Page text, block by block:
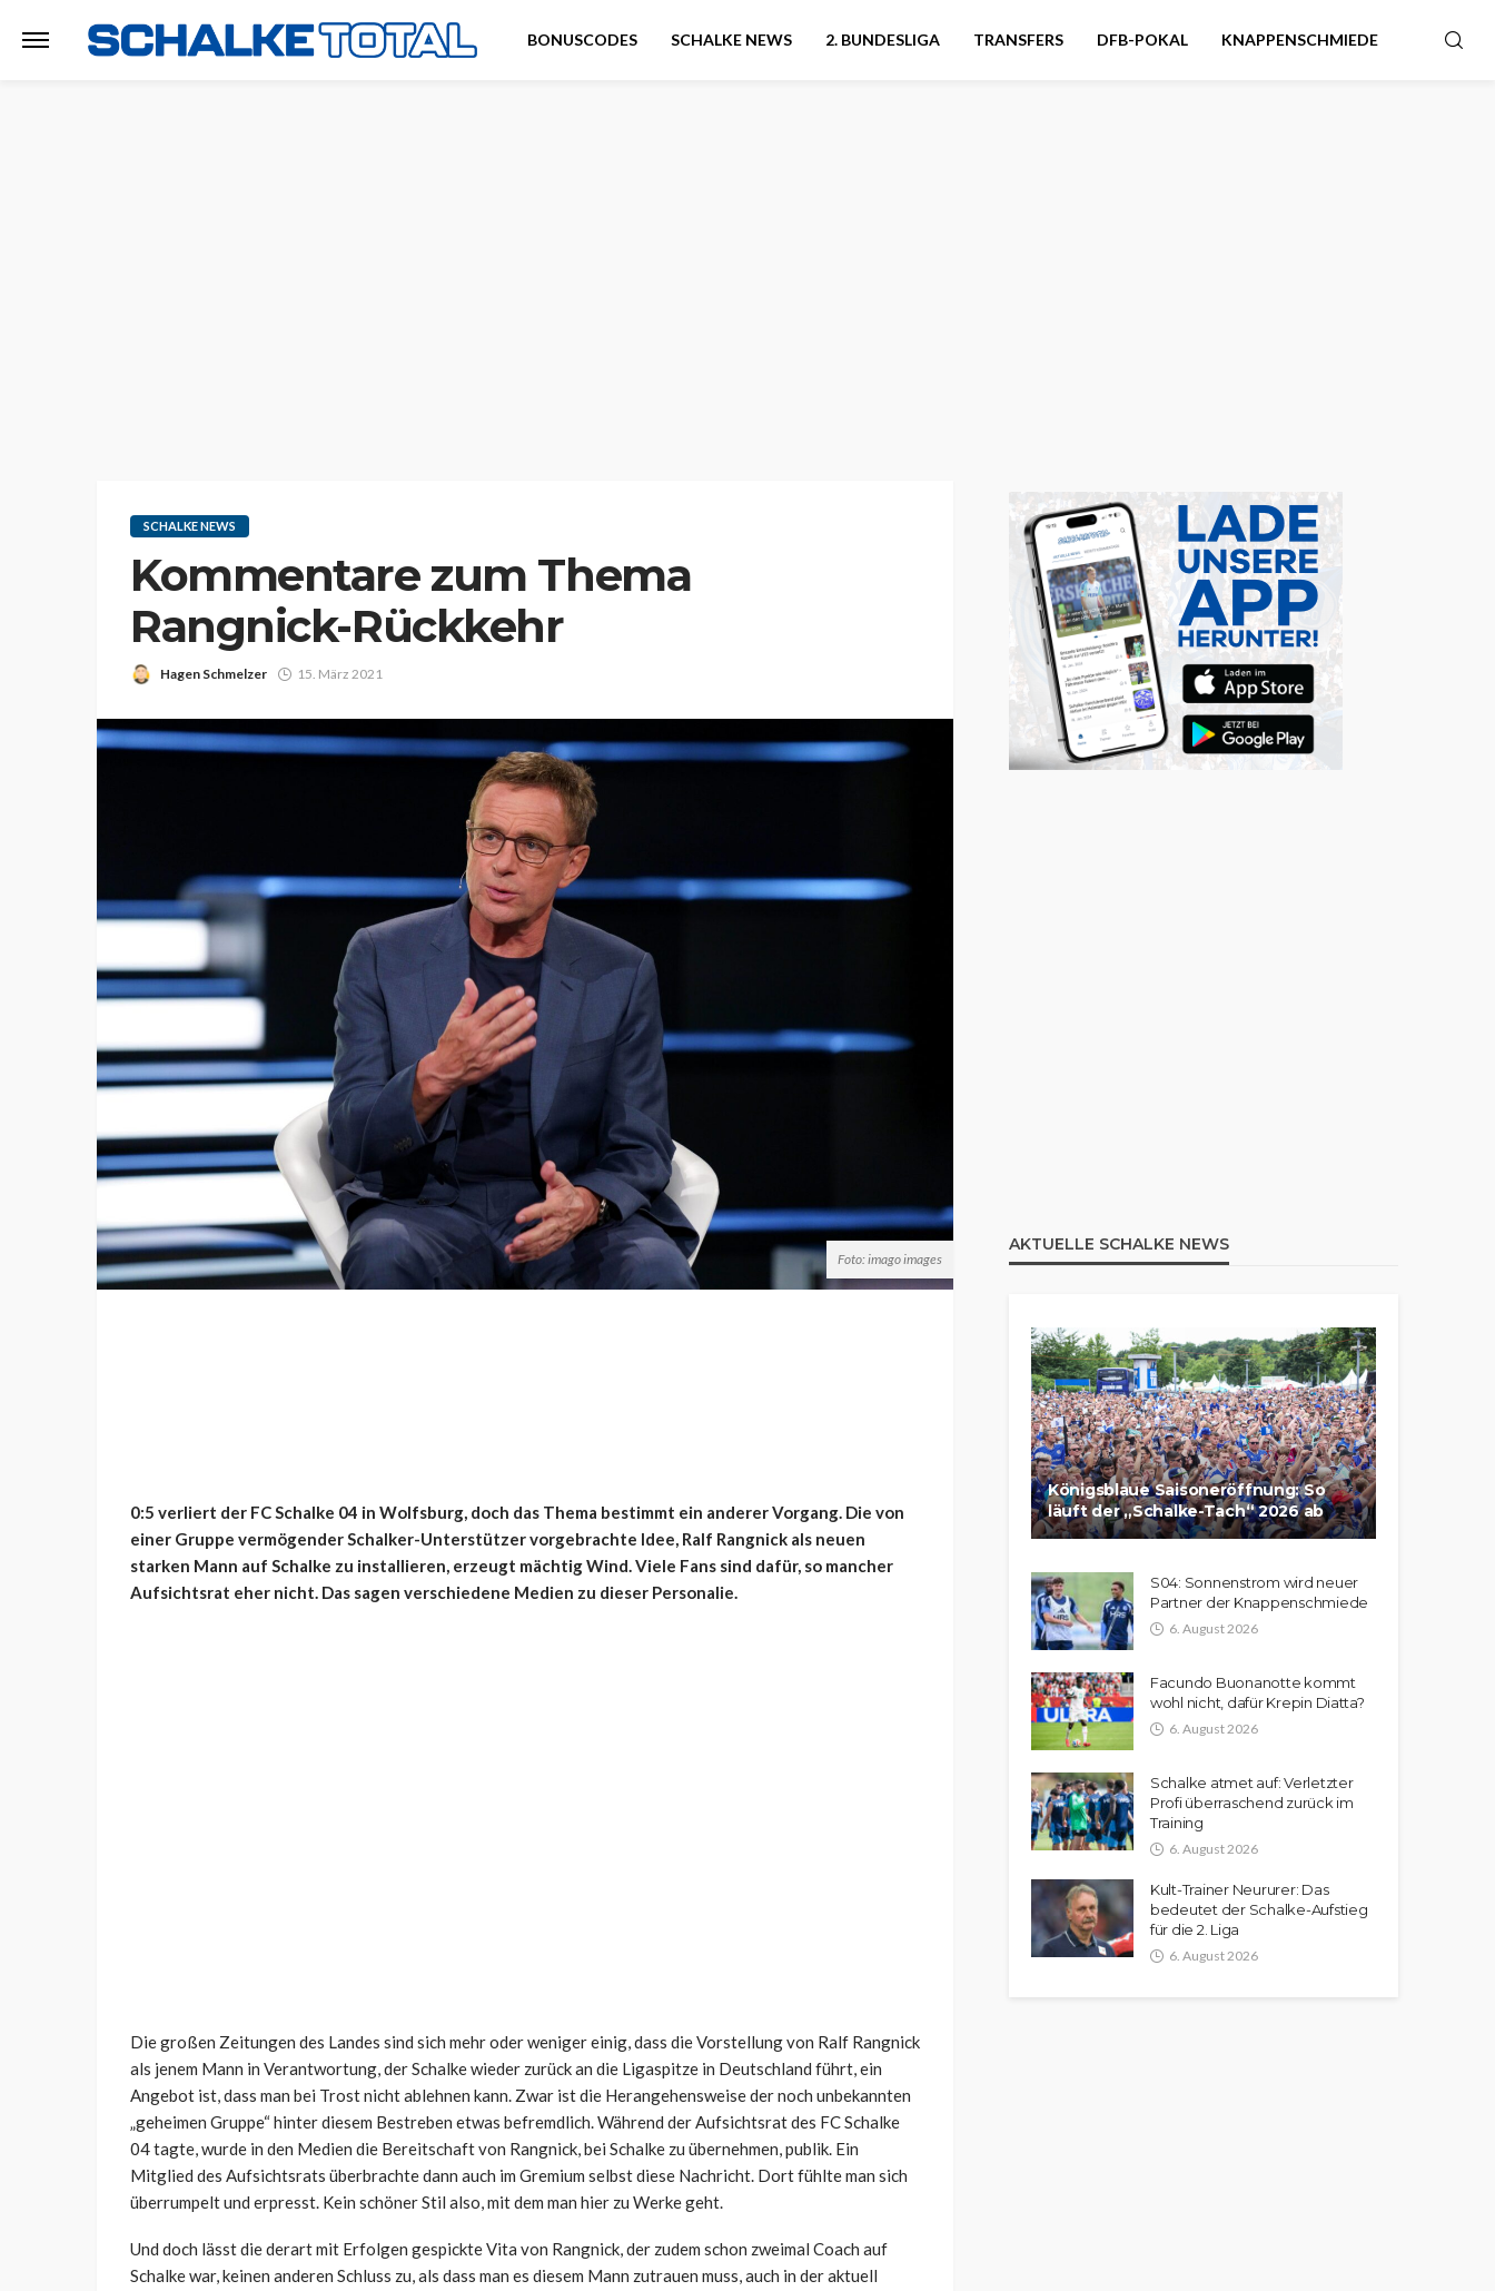
BONUSCODES SCHALKE NEWS 2. BUNDESLIGA TRANSFERS DFB-POKAL KNAPPENSCHMIEDE
SCHALKE NEWS
Kommentare zum Thema
Rangnick-Rückkehr
Hagen Schmelzer 15. März 2021
Foto: imago images
0:5 verliert der FC Schalke 04 in Wolfsburg, doch das Thema bestimmt ein anderer Vorgang. Die von
einer Gruppe vermögender Schalker-Unterstützer vorgebrachte Idee, Ralf Rangnick als neuen
starken Mann auf Schalke zu installieren, erzeugt mächtig Wind. Viele Fans sind dafür, so mancher
Aufsichtsrat eher nicht. Das sagen verschiedene Medien zu dieser Personalie.
Die großen Zeitungen des Landes sind sich mehr oder weniger einig, dass die Vorstellung von Ralf Rangnick
als jenem Mann in Verantwortung, der Schalke wieder zurück an die Ligaspitze in Deutschland führt, ein
Angebot ist, dass man bei Trost nicht ablehnen kann. Zwar ist die Herangehensweise der noch unbekannten
„geheimen Gruppe“ hinter diesem Bestreben etwas befremdlich. Während der Aufsichtsrat des FC Schalke
04 tagte, wurde in den Medien die Bereitschaft von Rangnick, bei Schalke zu übernehmen, publik. Ein
Mitglied des Aufsichtsrats überbrachte dann auch im Gremium selbst diese Nachricht. Dort fühlte man sich
überrumpelt und erpresst. Kein schöner Stil also, mit dem man hier zu Werke geht.
Und doch lässt die derart mit Erfolgen gespickte Vita von Rangnick, der zudem schon zweimal Coach auf
Schalke war, keinen anderen Schluss zu, als dass man es diesem Mann zutrauen muss, auch in der aktuell
AKTUELLE SCHALKE NEWS
Königsblaue Saisoneröffnung: So
läuft der „Schalke-Tach“ 2026 ab
S04: Sonnenstrom wird neuer
Partner der Knappenschmiede
6. August 2026
Facundo Buonanotte kommt
wohl nicht, dafür Krepin Diatta?
6. August 2026
Schalke atmet auf: Verletzter
Profi überraschend zurück im
Training
6. August 2026
Kult-Trainer Neururer: Das
bedeutet der Schalke-Aufstieg
für die 2. Liga
6. August 2026